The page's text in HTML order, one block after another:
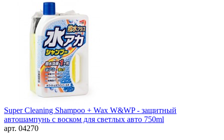
Super Cleaning Shampoo + Wax W&WP - защитный
автошампунь с воском для светлых авто 750ml
арт. 04270